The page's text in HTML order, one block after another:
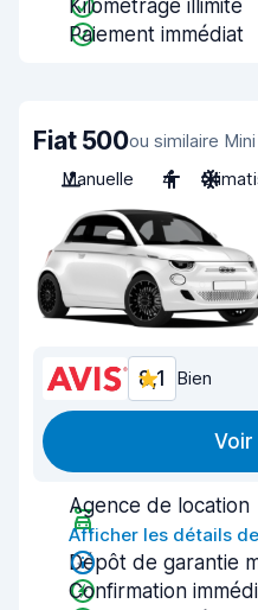
Kilométrage illimité
Paiement immédiat
Fiat 500ou similaire Mini
Manuelle
4
8,1 Bien
Agence de location
Afficher les détails
Dépôt de garantie
Confirmation